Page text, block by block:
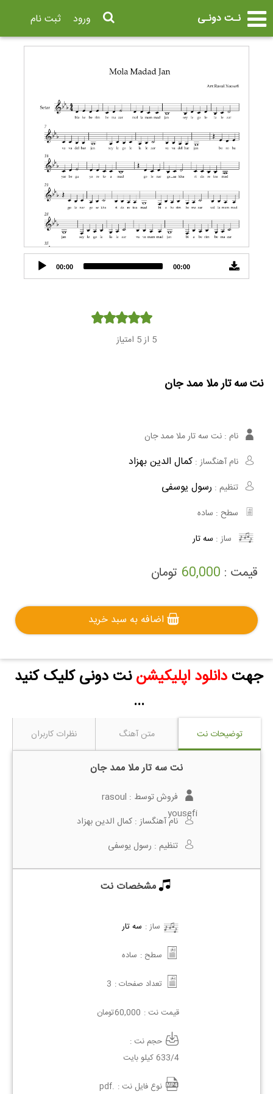
نـت دونـی ثبت نام ورود
Audio
Player
00:00 00:00
5 از 5 امتیاز
نت سه تار ملا ممد جان
نام : نت سه تار ملا ممد جان
نام آهنگساز : کمال الدین بهزاد
تنظیم : رسول یوسفی
سطح : ساده
ساز : سه تار
قیمت : 60,000 تومان
اضافه به سبد خرید
جهتدانلود اپلیکیشن نت دونی کلیک کنید
...
توضیحات نت متن آهنگ نظرات کاربران
نت سه تار ملا ممد جان
فروش توسط : rasoul
yousefi
نام آهنگساز : کمال الدین بهزاد
تنظیم : رسول یوسفی
مشخصات نت
ساز : سه تار
سطح : ساده
تعداد صفحات : 3
قیمت نت : 60,000تومان
حجم نت :
633/4 کیلو بایت
نوع فایل نت : .pdf